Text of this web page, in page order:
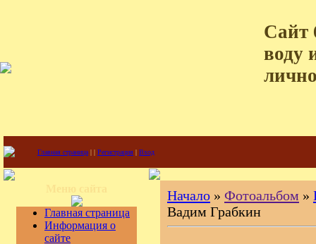
Сайт
воду
Главная страница | | Регистрация | Вход
Главная страница
Информация о
сайте
Начало » Фотоальбом »
Вадим Грабкин